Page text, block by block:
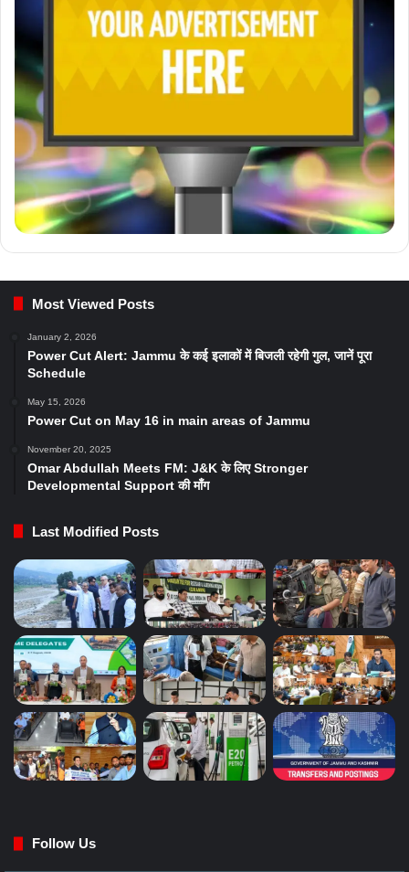
Most Viewed Posts
January 2, 2026
Power Cut Alert: Jammu के कई इलाकों में बिजली रहेगी गुल, जानें पूरा
Schedule
May 15, 2026
Power Cut on May 16 in main areas of Jammu
November 20, 2025
Omar Abdullah Meets FM: J&K के लिए Stronger
Developmental Support की माँग
Last Modified Posts
Follow Us